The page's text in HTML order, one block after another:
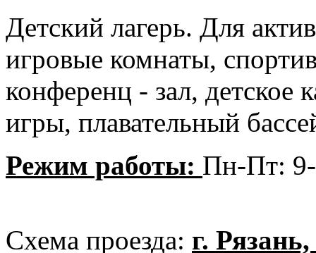
Детский лагерь. Для
игровые комнаты,
конференц - зал, детское
игры, плавательный
Режим работы: Пн-Пт:
Схема проезда: г. Рязань,